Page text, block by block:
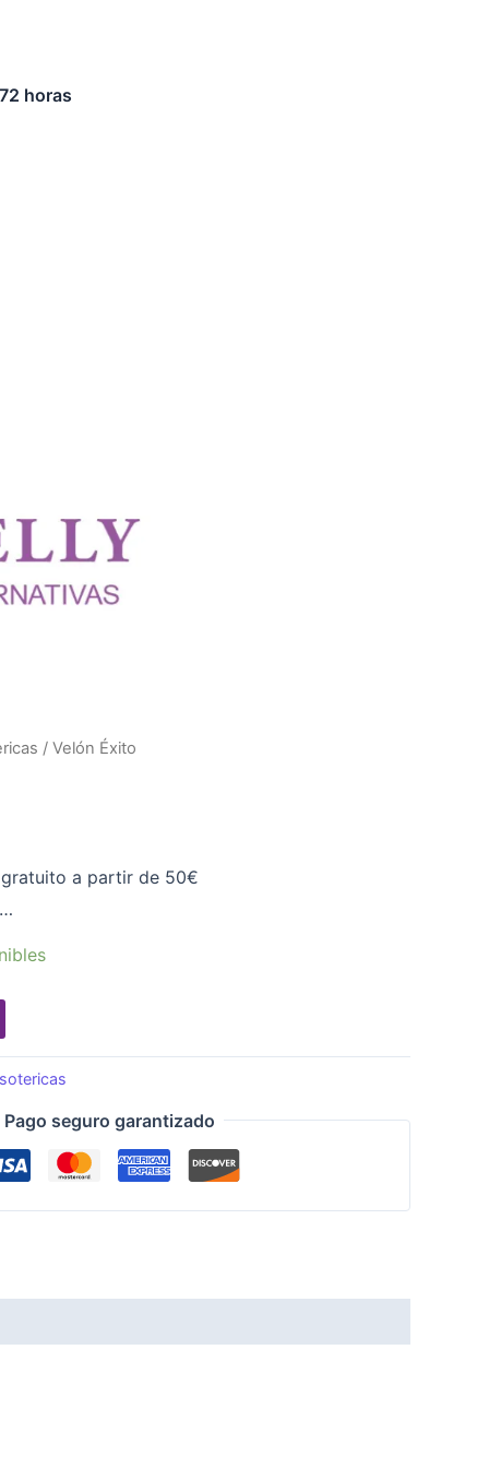
horas
/ Velón Éxito
a partir de 50€
Pago seguro garantizado